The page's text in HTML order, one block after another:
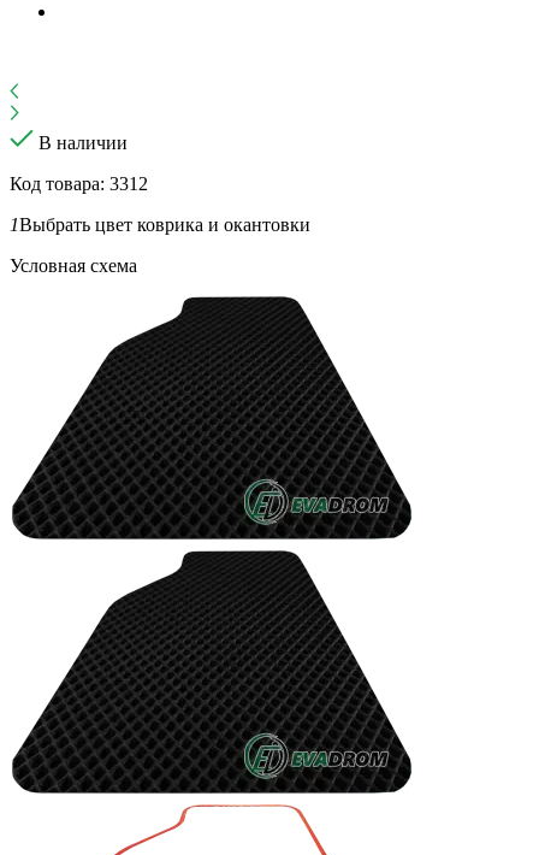
В наличии
Код товара: 3312
1Выбрать цвет коврика и окантовки
Условная схема